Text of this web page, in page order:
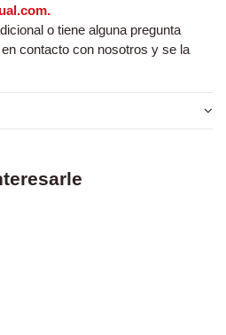
.
o tiene alguna pregunta
contacto con nosotros y se la